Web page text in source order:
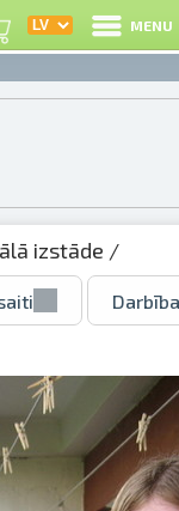
MENU
izstāde /